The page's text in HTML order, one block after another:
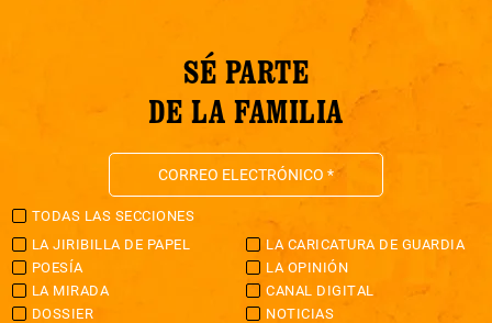
SÉ PARTE
DE LA FAMILIA
TODAS LAS SECCIONES
LA JIRIBILLA DE PAPEL
LA CARICATURA DE GUARDIA
POESÍA
LA OPINIÓN
LA MIRADA
CANAL DIGITAL
DOSSIER
NOTICIAS